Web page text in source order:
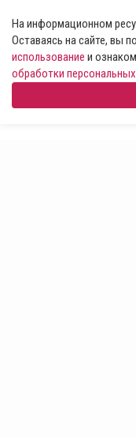
На информационном
Оставаясь на сайте, вы
использование и
обработки